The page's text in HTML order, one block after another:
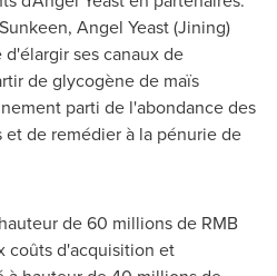
Angel Yeast (Jining)
ses canaux de
de glycogène de maïs
parti de l'abondance des
et de remédier à la pénurie de
de 60 millions de RMB
coûts d'acquisition et